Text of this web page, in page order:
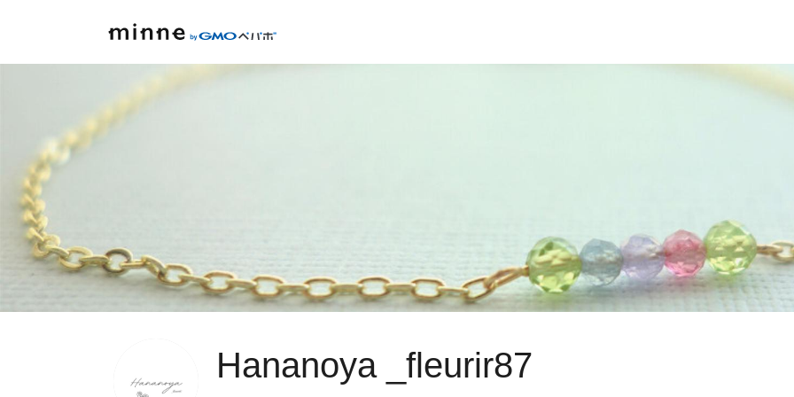
Hananoya _fleurir87